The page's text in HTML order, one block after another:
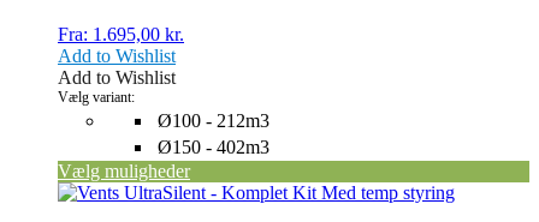
Fra: 1.695,00 kr.
Ø100 - 212m3
Ø150 - 402m3
Vælg variant:
Vælg muligheder
vælges
på
varesiden
Add to Wishlist
Add to Wishlist
Dette